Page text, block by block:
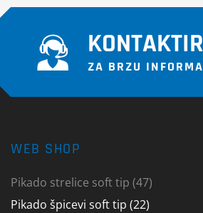
ZA BRZU
WEB SHOP
Pikado strelice soft tip (47)
Pikado špicevi soft tip (22)